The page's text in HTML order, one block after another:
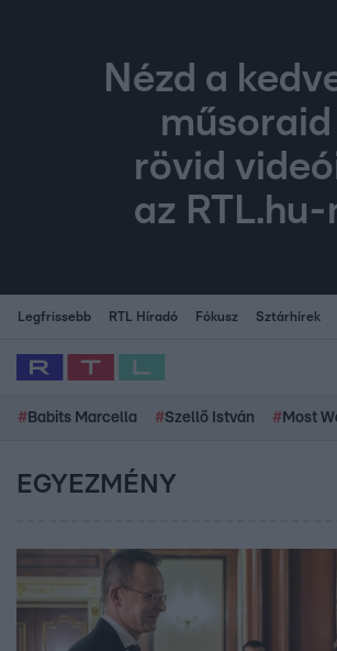
Nézd a
műsoraid
rövid
az RTL.hu-
Legfrissebb RTL Híradó Fókusz Sztárhírek
# Babits Marcella #Szellő István # Most
EGYEZMÉNY